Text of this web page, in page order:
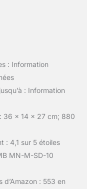
: Information
: Information
36 x 14 x 27 cm; 880
: 4,1 sur 5 étoiles
MN-M-SD-10
d’Amazon : 553 en